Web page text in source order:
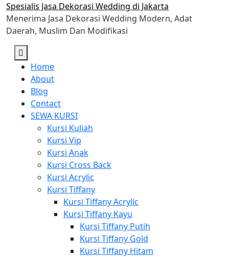
Skip
to
content
Spesialis Jasa Dekorasi Wedding di Jakarta
Menerima Jasa Dekorasi Wedding Modern, Adat
Daerah, Muslim Dan Modifikasi
Home
About
Blog
Contact
SEWA KURSI
Kursi Kuliah
Kursi Vip
Kursi Anak
Kursi Cross Back
Kursi Acrylic
Kursi Tiffany
Kursi Tiffany Acrylic
Kursi Tiffany Kayu
Kursi Tiffany Putih
Kursi Tiffany Gold
Kursi Tiffany Hitam